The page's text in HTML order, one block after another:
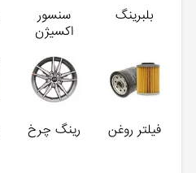
بلبرینگ
سنسور
اکسیژن
فیلتر روغن رینگ چرخ